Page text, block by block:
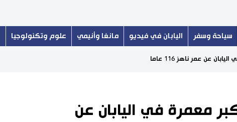
سياحة وسفر اليابان في فيديو مانغا وأنيمي علوم وتكنولوجيا
عن عمر ناهز 116 عاما
معمرة في اليابان عن